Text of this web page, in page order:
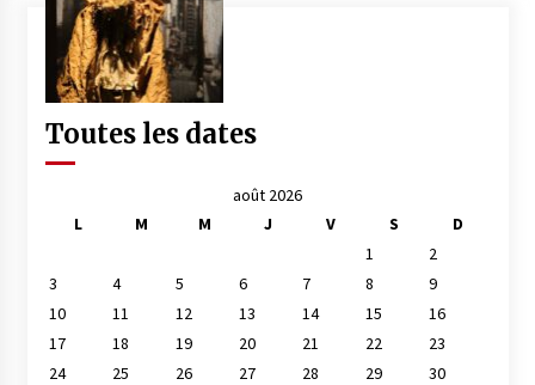
Toutes les dates
août 2026
L
M M J V S
D
1
2
3
4 5 6 7 8
9
10
11 12 13 14 15
16
17
18 19 20 21 22
23
24
25 26 27 28 29
30